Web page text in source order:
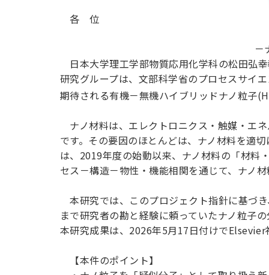
会実装を
加速する
「相平衡
推算法」
を確立
各 位
－
日本大学理工学部物質応用化学科の松田弘
研究グループは、文部科学省のプロセスサイ
期待される有機－無機ハイブリッドナノ粒子
ナノ材料は、エレクトロニクス・触媒・エ
です。その要因のほとんどは、ナノ材料を適
は、2019年度の始動以来、ナノ材料の「材料
セス－構造－物性・機能相関を通じて、ナノ
本研究では、このプロジェクト指針に基づ
まで研究者の勘と経験に頼っていたナノ粒子
本研究成果は、2026年5月17日付けで
【本件のポイント】